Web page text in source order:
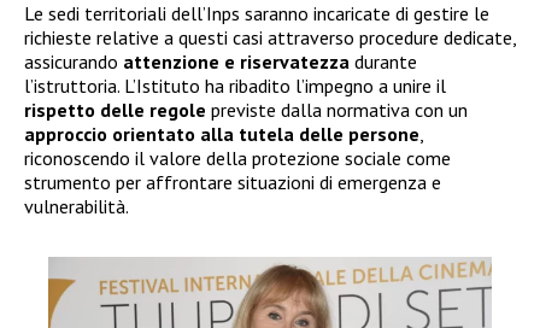
Le sedi territoriali dell’Inps saranno incaricate di gestire le
richieste relative a questi casi attraverso procedure dedicate,
assicurando attenzione e riservatezza durante
l’istruttoria. L’Istituto ha ribadito l’impegno a unire il
rispetto delle regole previste dalla normativa con un
approccio orientato alla tutela delle persone,
riconoscendo il valore della protezione sociale come
strumento per affrontare situazioni di emergenza e
vulnerabilità.